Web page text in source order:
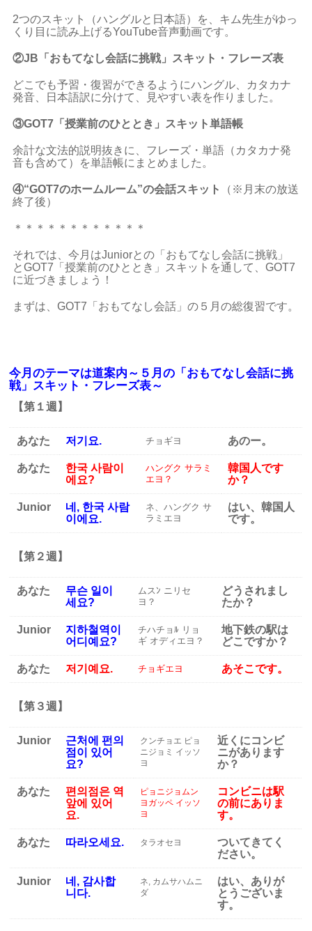
2つのスキット（ハングルと日本語）を、キム先生がゆっ
くり目に読み上げるYouTube音声動画です。
②JB「おもてなし会話に挑戦」スキット・フレーズ表
どこでも予習・復習ができるようにハングル、カタカナ
発音、日本語訳に分けて、見やすい表を作りました。
③GOT7 「授業前のひととき」スキット単語帳
余計な文法的説明抜きに、フレーズ・単語（カタカナ発
音も含めて）を単語帳にまとめました。
④“GOT7のホームルーム”の会話スキット （※ 月末の放送
終了後）
＊＊＊＊＊＊＊＊＊＊＊＊
それでは、今月はJuniorとの「おもてなし会話に挑戦」
とGOT7「授業前のひととき」スキットを通して、GOT7
に近づきましょう！
まずは、GOT7「おもてなし会話」の５月の総復習です。
今月のテーマは道案内～５月の「おもてなし会話に挑
戦」スキット・フレーズ表～
【第１週】
あなた 저기요. チョギヨ あのー。
あなた
한국 사람이
에요?
ハングク サラミ
エヨ？
韓国人です
か？
Junior
네, 한국 사람
이에요.
ネ、ハングク サ
ラミエヨ
はい、韓国人
です。
【第２週】
あなた
무슨 일이
세요?
ムスﾝ ニリセ
ヨ？
どうされまし
たか？
Junior
지하철역이
어디예요?
チハチョﾙ リョ
ギ オディエヨ？
地下鉄の駅は
どこですか？
あなた 저기예요. チョギエヨ あそこです。
【第３週】
Junior
근처에 펀의
점이 있어
요?
クンチョエ ピョ
ニジョミ イッソ
ヨ
近くにコンビ
ニがあります
か？
あなた
편의점은 역
앞에 있어
요.
ピョニジョムン
ヨガッペ イッソ
ヨ
コンビニは駅
の前にありま
す。
あなた 따라오세요. タラオセヨ
ついてきてく
ださい。
Junior
네, 감사합
니다.
ネ, カムサハムニ
ダ
はい、ありが
とうございま
す。